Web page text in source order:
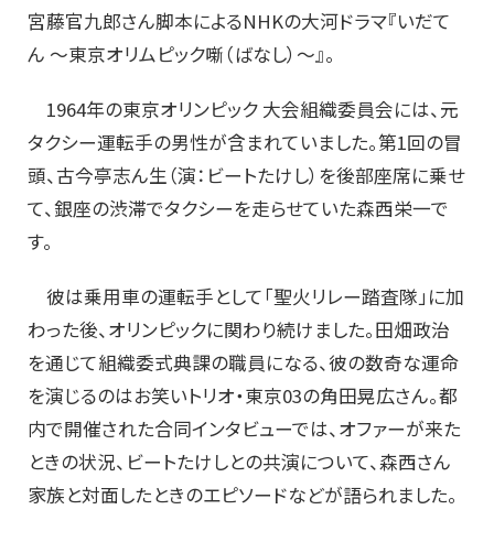
宮藤官九郎さん脚本によるNHKの大河ドラマ『いだて
ん ～東京オリムピック噺（ばなし）～』。
1964年の東京オリンピック 大会組織委員会には、元
タクシー運転手の男性が含まれていました。第1回の冒
頭、古今亭志ん生（演：ビートたけし）を後部座席に乗せ
て、銀座の渋滞でタクシーを走らせていた森西栄一で
す。
彼は乗用車の運転手として「聖火リレー踏査隊」に加
わった後、オリンピックに関わり続けました。田畑政治
を通じて組織委式典課の職員になる、彼の数奇な運命
を演じるのはお笑いトリオ・東京03の角田晃広さん。都
内で開催された合同インタビューでは、オファーが来た
ときの状況、ビートたけしとの共演について、森西さん
家族と対面したときのエピソードなどが語られました。